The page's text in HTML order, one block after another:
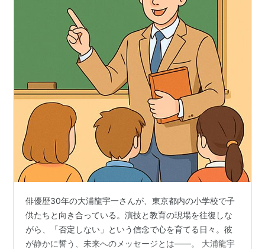
俳優歴30年の大浦龍宇一さんが、東京都内の小学校で子
供たちと向き合っている。演技と教育の現場を往復しな
がら、「否定しない」という信念で心を育てる日々。彼
が静かに誓う、未来へのメッセージとは――。 大浦龍宇